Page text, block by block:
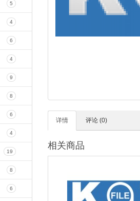
5
4
6
4
9
8
6
4
19
8
6
详情 评论 (0)
相关商品